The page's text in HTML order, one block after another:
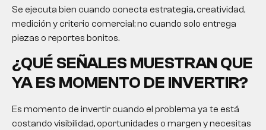
Se ejecuta bien cuando conecta estrategia, creatividad,
medición y criterio comercial; no cuando solo entrega
piezas o reportes bonitos.
¿QUÉ SEÑALES MUESTRAN QUE
YA ES MOMENTO DE INVERTIR?
Es momento de invertir cuando el problema ya te está
costando visibilidad, oportunidades o margen y necesitas